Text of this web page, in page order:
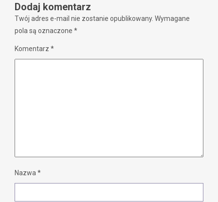
Dodaj komentarz
Twój adres e-mail nie zostanie opublikowany. Wymagane
pola są oznaczone *
Komentarz *
Nazwa *